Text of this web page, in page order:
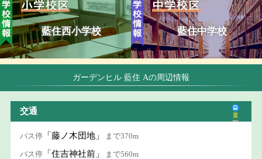
藍住西小学校 藍住中学校
ガーデンヒル 藍住 Aの周辺情報
交通
バス停 「藤ノ木団地」 まで370m
バス停 「住吉神社前」 まで560m